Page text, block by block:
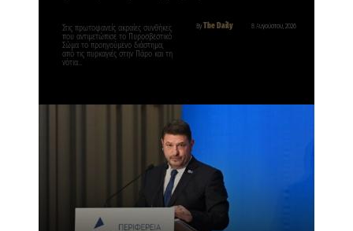
By The Daily 8 Αυγούστου, 2026
Στις πρωτοφανείς ακραίες συνθήκες
που αντιμετώπισε το Πυροσβεστικό
Σώμα το προηγούμενο διάστημα,
από τις πυρκαγιές στην Πάρο και τη
νότια…